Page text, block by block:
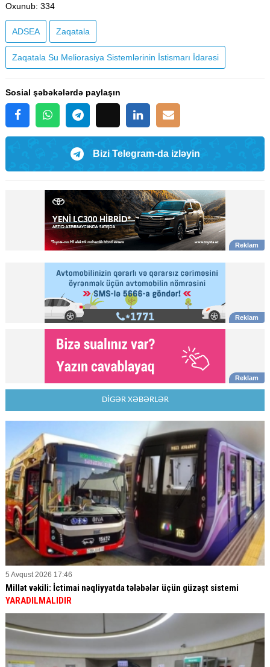
Oxunub: 334
ADSEA Zaqatala
Zaqatala Su Meliorasiya Sistemlərinin İstismarı İdarəsi
Sosial şəbəkələrdə paylaşın
Bizi Telegram-da izləyin
DİGƏR XƏBƏRLƏR
5 Avqust 2026 17:46
Millət vəkili: İctimai nəqliyyatda tələbələr üçün güzəşt sistemi
YARADILMALIDIR